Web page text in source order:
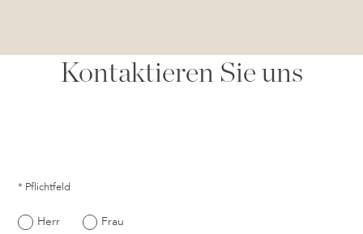
Kontaktieren Sie uns
* Pflichtfeld
Herr Frau